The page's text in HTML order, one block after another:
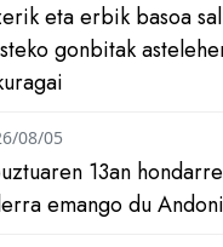
eta erbik basoa
gonbitak
13an
emango du
08/05